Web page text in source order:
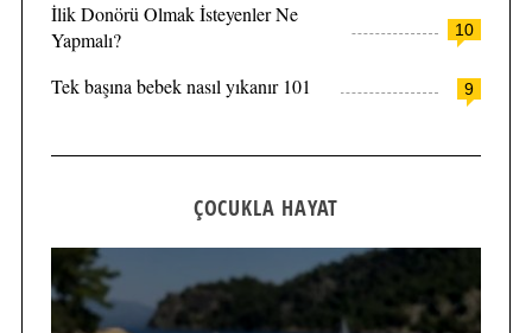
10
İlik Donörü Olmak İsteyenler Ne
Yapmalı?
9
Tek başına bebek nasıl yıkanır 101
ÇOCUKLA HAYAT